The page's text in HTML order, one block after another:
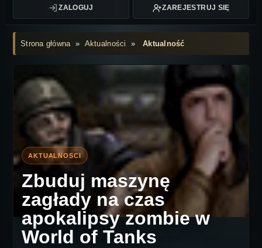
ZALOGUJ ZAREJESTRUJ SIĘ
Strona główna» Aktualności »Aktualność
Zbuduj maszynę
zagłady na czas
apokalipsy zombie w
World of Tanks